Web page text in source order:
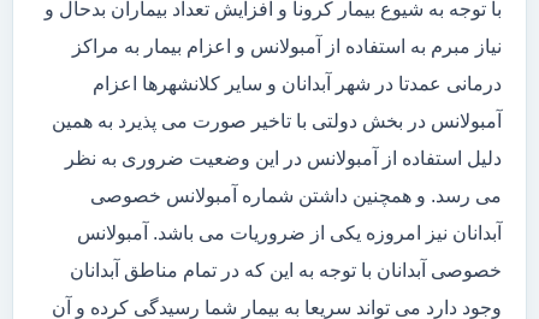
با توجه به شیوع بیمار کرونا و افزایش تعداد بیماران بدحال و
نیاز مبرم به استفاده از آمبولانس و اعزام بیمار به مراکز
درمانی عمدتا در شهر آبدانان و سایر کلانشهرها اعزام
آمبولانس در بخش دولتی با تاخیر صورت می پذیرد به همین
دلیل استفاده از آمبولانس در این وضعیت ضروری به نظر
می رسد. و همچنین داشتن شماره آمبولانس خصوصی
آبدانان نیز امروزه یکی از ضروریات می باشد. آمبولانس
خصوصی آبدانان با توجه به این که در تمام مناطق آبدانان
وجود دارد می تواند سریعا به بیمار شما رسیدگی کرده و آن